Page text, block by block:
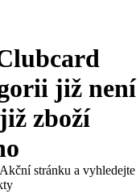
již není
zboží
stránku a vyhledejte